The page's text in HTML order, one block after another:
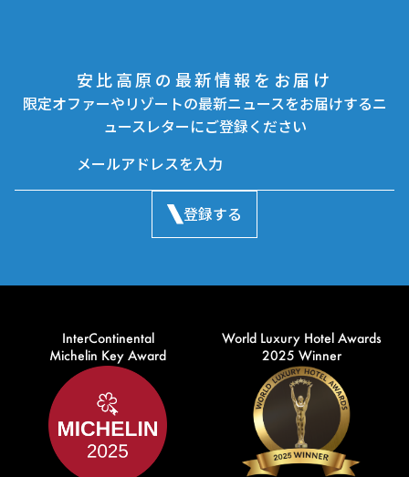
安比高原の最新情報をお届け
限定オファーやリゾートの最新ニュースをお届けするニ
ュースレターにご登録ください
登録する
InterContinental
Michelin Key Award
World Luxury Hotel Awards
2025 Winner